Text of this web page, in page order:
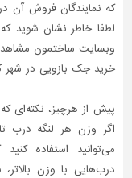
که نمایندگان فروش آن
لطفا خاطر نشان شوید
وبسایت ساختمون
خرید جک بازویی در شهر
پیش از هرچیز، نکته‌ای
می‌توانید استفاده
درب‌هایی با وزن